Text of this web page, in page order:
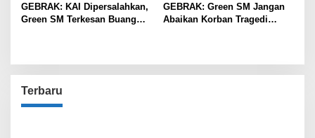
GEBRAK: KAI Dipersalahkan,
Green SM Terkesan Buang
GEBRAK: Green SM Jangan
Abaikan Korban Tragedi
Terbaru